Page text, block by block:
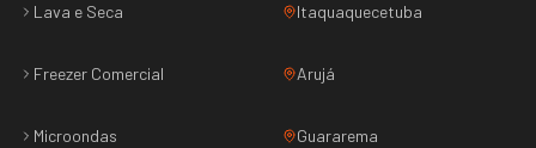
Lava e Seca
Freezer Comercial
Microondas
Itaquaquecetuba
Arujá
Guararema